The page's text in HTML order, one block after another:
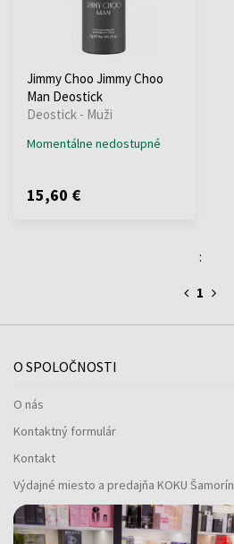
Jimmy Choo Jimmy Choo
Man Deostick
Deostick - Muži
Momentálne nedostupné
15,60 €
:
1
O SPOLOČNOSTI
O nás
Kontaktný formulár
Kontakt
Výdajné miesto a predajňa KOKU Šamorín